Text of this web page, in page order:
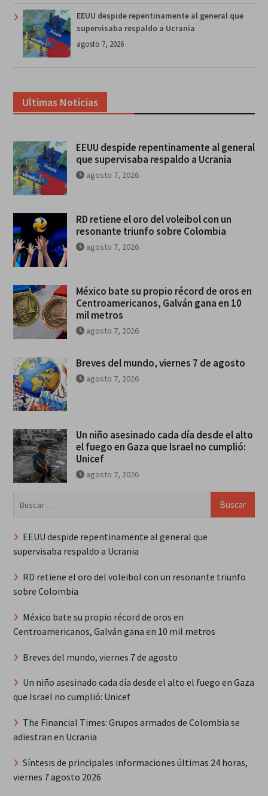
EEUU despide repentinamente al general que
supervisaba respaldo a Ucrania
agosto 7, 2026
Ultimas Noticias
EEUU despide repentinamente al general
que supervisaba respaldo a Ucrania
agosto 7, 2026
RD retiene el oro del voleibol con un
resonante triunfo sobre Colombia
agosto 7, 2026
México bate su propio récord de oros en
Centroamericanos, Galván gana en 10
mil metros
agosto 7, 2026
Breves del mundo, viernes 7 de agosto
agosto 7, 2026
Un niño asesinado cada día desde el alto
el fuego en Gaza que Israel no cumplió:
Unicef
agosto 7, 2026
EEUU despide repentinamente al general que
supervisaba respaldo a Ucrania
RD retiene el oro del voleibol con un resonante triunfo
sobre Colombia
México bate su propio récord de oros en
Centroamericanos, Galván gana en 10 mil metros
Breves del mundo, viernes 7 de agosto
Un niño asesinado cada día desde el alto el fuego en Gaza
que Israel no cumplió: Unicef
The Financial Times: Grupos armados de Colombia se
adiestran en Ucrania
Síntesis de principales informaciones últimas 24 horas,
viernes 7 agosto 2026